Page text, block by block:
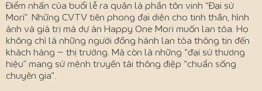
Điểm nhấn của buổi lễ ra quân là phần tôn vinh “Đại sứ
Mori”. Những CVTV tiên phong đại diện cho tinh thần, hình
ảnh và giá trị mà dự án Happy One Mori muốn lan tỏa. Họ
không chỉ là những người đồng hành lan tỏa thông tin đến
khách hàng – thị trường. Mà còn là những “đại sứ thương
hiệu” mang sứ mệnh truyền tải thông điệp “chuẩn sống
chuyên gia”.